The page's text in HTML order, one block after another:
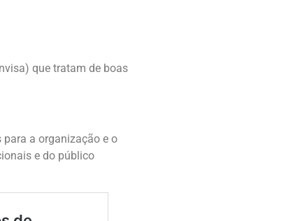
que tratam de boas
para a organização e o
e do público